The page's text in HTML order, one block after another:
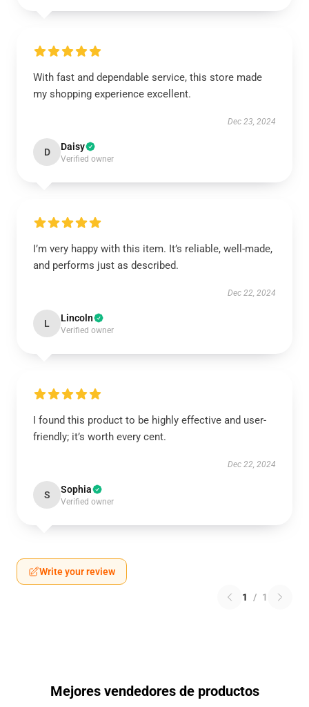
With fast and dependable service, this store made
my shopping experience excellent.
Dec 23, 2024
D Daisy
Verified owner
I’m very happy with this item. It’s reliable, well-made,
and performs just as described.
Dec 22, 2024
L Lincoln
Verified owner
I found this product to be highly effective and user-
friendly; it’s worth every cent.
Dec 22, 2024
S Sophia
Verified owner
Write your review
1 / 1
Mejores vendedores de productos